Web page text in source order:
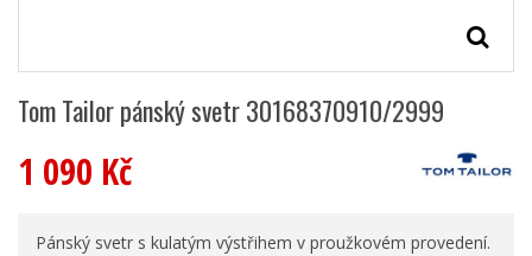
Tom Tailor pánský svetr 30168370910/2999
1 090 Kč
Pánský svetr s kulatým výstřihem v proužkovém provedení.